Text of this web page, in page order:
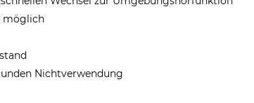
möglich
Nichtverwendung